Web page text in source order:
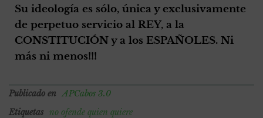
Su ideología es sólo, única y exclusivamente
de perpetuo servicio al REY, a la
CONSTITUCIÓN y a los ESPAÑOLES. Ni
más ni menos!!!
Publicado en APCabos 3.0
Etiquetas
no ofende quien quiere